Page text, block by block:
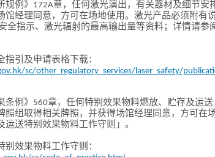
规例》172A章，任何激光演出，有关器材及细节安
馆经理同意，方可在场地使用。激光产品必须附有
全指示、激光辐射的最高输出量等资料；详情请参
引及申请表格下载：
sc/other_regulatory_services/laser_safety/
条例》560章，任何特别效果物料燃放、贮存及运
照组取得相关牌照，并获得场馆经理同意，方可在
运送特别效果物料工作守则」。
效果物料工作守则：